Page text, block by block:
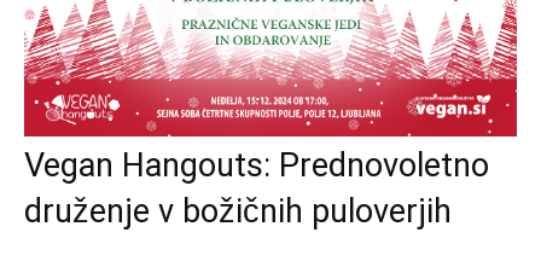
Vegan Hangouts: Prednovoletno
druženje v božičnih puloverjih